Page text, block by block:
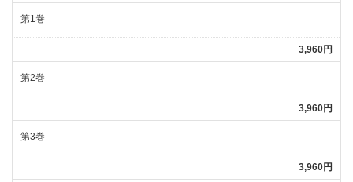
第1巻
3,960円
第2巻
3,960円
第3巻
3,960円